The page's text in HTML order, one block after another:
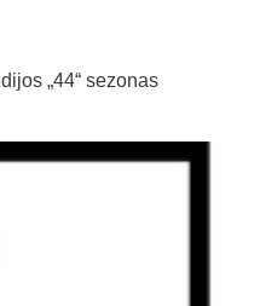
„44“ sezonas